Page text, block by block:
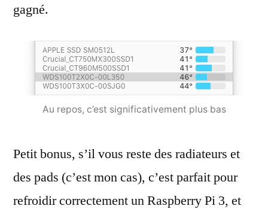
gagné.
Au repos, c’est significativement plus bas
Petit bonus, s’il vous reste des radiateurs et
des pads (c’est mon cas), c’est parfait pour
refroidir correctement un Raspberry Pi 3, et